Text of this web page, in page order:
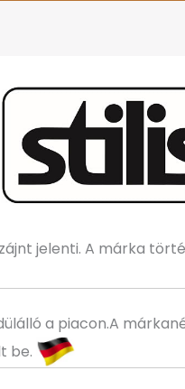
jelenti. A márka
a piacon.A
be.